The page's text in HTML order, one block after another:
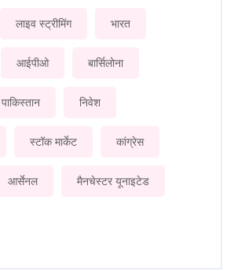
लाइव स्ट्रीमिंग भारत
आईपीओ बार्सिलोना
पाकिस्तान निवेश
स्टॉक मार्केट कांग्रेस
आर्सेनल मैनचेस्टर यूनाइटेड